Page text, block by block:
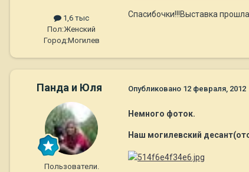
1,6 тыс
Пол:Женский
Город:Могилев
Спасибочки!!!Выставка
Панда и Юля
Пользователи.
Опубликовано 12 февраля, 2012
Немного фоток.
Наш могилевский